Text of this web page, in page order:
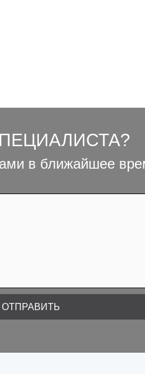
в ближайшее
ОТПРАВИТЬ